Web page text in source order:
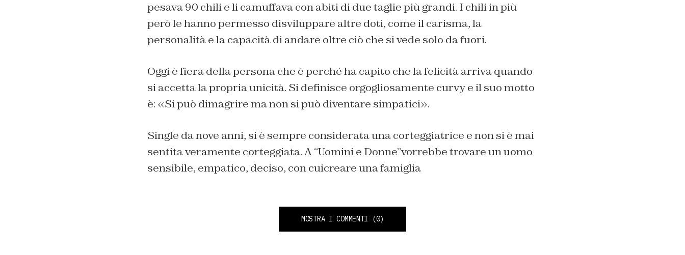
pesava90 chilie licamuffavacon abitidi due taglie più grandi. I chiliin più
però le hanno permesso disviluppare altre doti, comeilcarisma,la
personalitàela capacità di andare oltre ciò che si vede solo da fuori.
Oggi è fiera della personache èperchéha capito che la felicità arriva quando
si accettalapropriaunicità. Si definisce orgogliosamente curvyeilsuomotto
è: «Si può dimagrire ma non si può diventare simpatici».
Single da nove anni, si è sempre consideratauna corteggiatrice e non si èmai
sentitaveramente corteggiata.A“Uomini e Donne”vorrebbetrovare un uomo
sensibile, empatico, deciso, con cuicreare una famiglia
MOSTRA I COMMENTI (0)